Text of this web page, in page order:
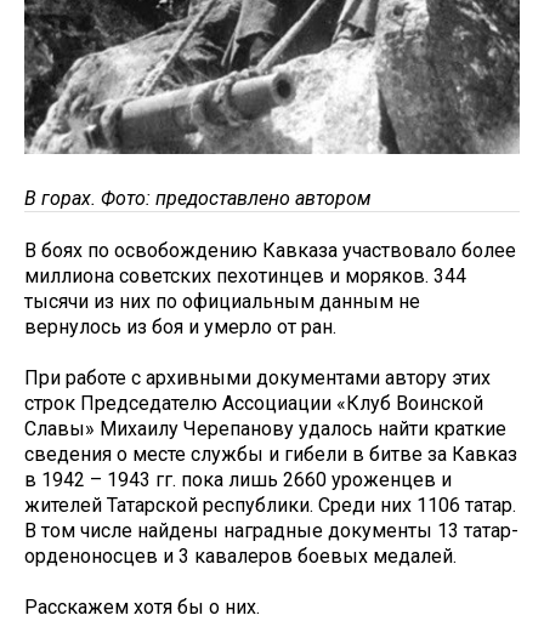
В горах. Фото: предоставлено автором
В боях по освобождению Кавказа участвовало более
миллиона советских пехотинцев и моряков. 344
тысячи из них по официальным данным не
вернулось из боя и умерло от ран.
При работе с архивными документами автору этих
строк Председателю Ассоциации «Клуб Воинской
Славы» Михаилу Черепанову удалось найти краткие
сведения о месте службы и гибели в битве за Кавказ
в 1942 – 1943 гг. пока лишь 2660 уроженцев и
жителей Татарской республики. Среди них 1106 татар.
В том числе найдены наградные документы 13 татар-
орденоносцев и 3 кавалеров боевых медалей.
Расскажем хотя бы о них.